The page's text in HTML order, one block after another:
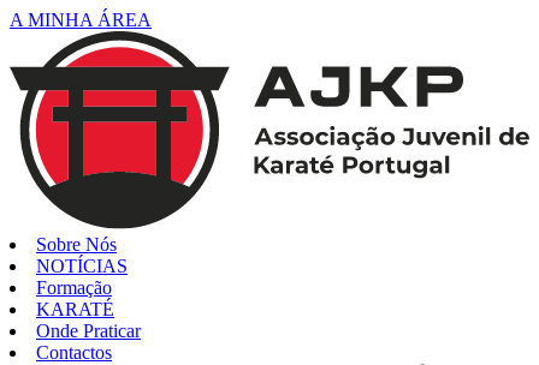
A MINHA ÁREA
Sobre Nós
NOTÍCIAS
Formação
KARATÉ
Onde Praticar
Contactos